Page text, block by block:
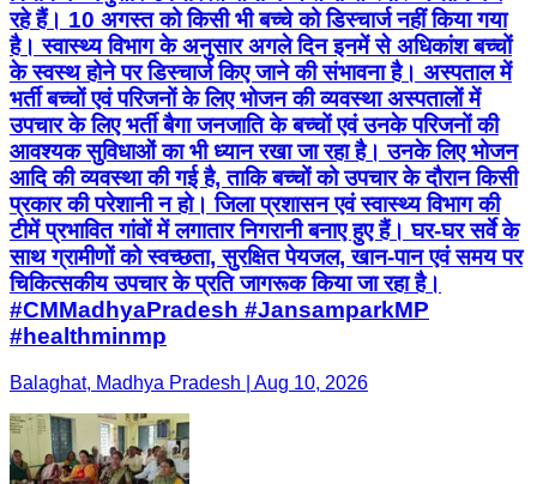
रहे हैं। 10 अगस्त को किसी भी बच्चे को डिस्चार्ज नहीं किया गया
है। स्वास्थ्य विभाग के अनुसार अगले दिन इनमें से अधिकांश बच्चों
के स्वस्थ होने पर डिस्चार्ज किए जाने की संभावना है। अस्पताल में
भर्ती बच्चों एवं परिजनों के लिए भोजन की व्यवस्था अस्पतालों में
उपचार के लिए भर्ती बैगा जनजाति के बच्चों एवं उनके परिजनों की
आवश्यक सुविधाओं का भी ध्यान रखा जा रहा है। उनके लिए भोजन
आदि की व्यवस्था की गई है, ताकि बच्चों को उपचार के दौरान किसी
प्रकार की परेशानी न हो। जिला प्रशासन एवं स्वास्थ्य विभाग की
टीमें प्रभावित गांवों में लगातार निगरानी बनाए हुए हैं। घर-घर सर्वे के
साथ ग्रामीणों को स्वच्छता, सुरक्षित पेयजल, खान-पान एवं समय पर
चिकित्सकीय उपचार के प्रति जागरूक किया जा रहा है।
#CMMadhyaPradesh #JansamparkMP
#healthminmp
Balaghat, Madhya Pradesh | Aug 10, 2026